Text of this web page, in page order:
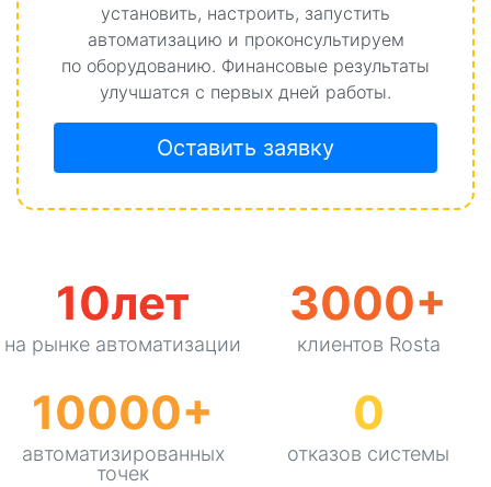
установить, настроить, запустить
автоматизацию и проконсультируем
по оборудованию. Финансовые результаты
улучшатся с первых дней работы.
Оставить заявку
10лет
на рынке автоматизации
3000+
клиентов Rosta
10000+
автоматизированных
точек
0
отказов системы